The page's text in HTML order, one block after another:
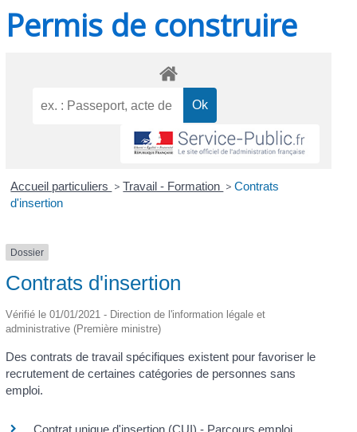
Permis de construire
Accueil particuliers > Travail - Formation > Contrats
d'insertion
Dossier
Contrats d'insertion
Vérifié le 01/01/2021 - Direction de l'information légale et
administrative (Première ministre)
Des contrats de travail spécifiques existent pour favoriser le
recrutement de certaines catégories de personnes sans
emploi.